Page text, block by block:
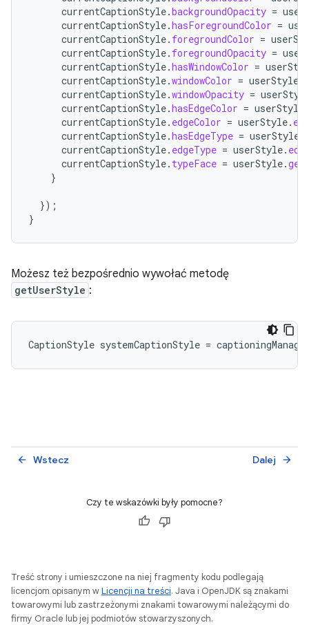
currentCaptionStyle.backgroundOpacity =
currentCaptionStyle.hasForegroundColor =
currentCaptionStyle. foregroundColor =
currentCaptionStyle. foregroundOpacity =
currentCaptionStyle.hasWindowColor =
currentCaptionStyle.windowColor = userStyle
currentCaptionStyle.windowOpacity =
currentCaptionStyle.hasEdgeColor = userStyle
currentCaptionStyle. edgeColor = userStyle.
currentCaptionStyle.hasEdgeType = userStyle
currentCaptionStyle. edgeType = userStyle.
currentCaptionStyle. typeFace = userStyle.
}
});
}
Możesz też bezpośrednio wywołać metodę
getUserStyle :
CaptionStyle systemCaptionStyle =
Wstecz
arrow_back Dalej arrow_forward
Czy te wskazówki były pomocne?
Treść strony i umieszczone na niej fragmenty kodu podlegają
licencjom opisanym wLicencji na treści. Java i OpenJDK są znakami
towarowymi lub zastrzeżonymi znakami towarowymi należącymi do
firmy Oracle lub jej podmiotów stowarzyszonych.